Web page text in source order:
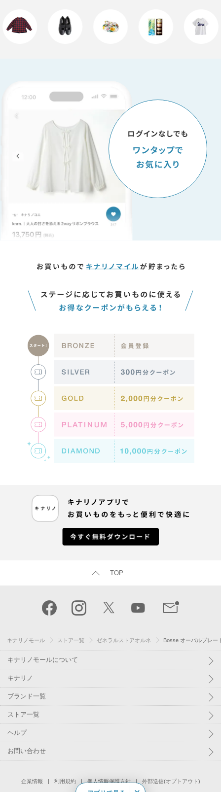
TOP
キナリノモール ストア一覧 ゼネラルストアオルネ Bosse オーバルプレー
キナリノモールについて
キナリノ
ブランド一覧
ストア一覧
ヘルプ
お問い合わせ
企業情報 利用規約 個人情報保護方針 外部送信(オプトアウト)